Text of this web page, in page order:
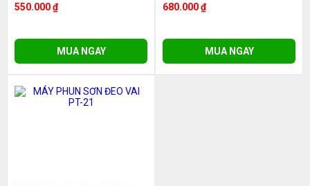
550.000 ₫
MUA NGAY
680.000 ₫
MUA NGAY